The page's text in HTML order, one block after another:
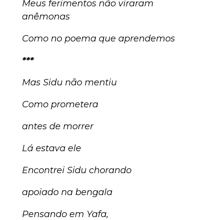
Meus ferimentos não viraram
anêmonas
Como no poema que aprendemos
***
Mas Sidu não mentiu
Como prometera
antes de morrer
Lá estava ele
Encontrei Sidu chorando
apoiado na bengala
Pensando em Yafa,